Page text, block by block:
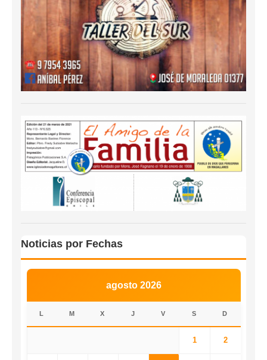
Noticias por Fechas
agosto 2026
L M X J V S D
1 2